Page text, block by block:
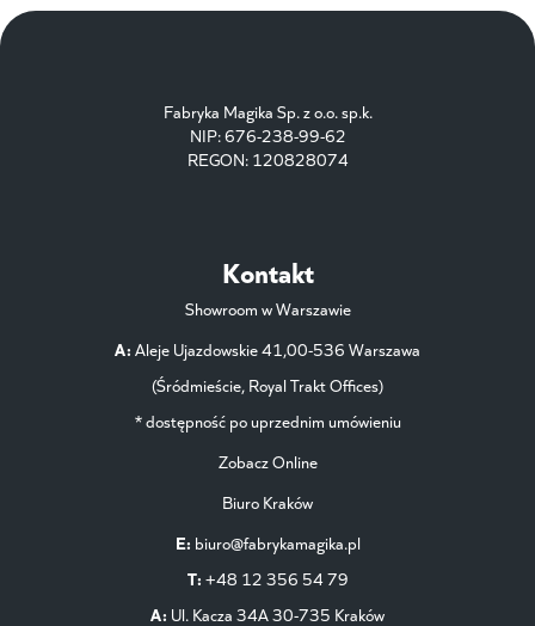
Fabryka Magika Sp. z o.o. sp.k.
NIP: 676-238-99-62
REGON: 120828074
Kontakt
Showroom w Warszawie
A: Aleje Ujazdowskie 41,00-536 Warszawa
(Śródmieście, Royal Trakt Offices)
* dostępność po uprzednim umówieniu
Zobacz Online
Biuro Kraków
E: biuro@fabrykamagika.pl
T: +48 12 356 54 79
A: Ul. Kacza 34A 30-735 Kraków